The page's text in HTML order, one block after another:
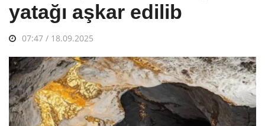
yatağı aşkar edilib
07:47 / 18.09.2025